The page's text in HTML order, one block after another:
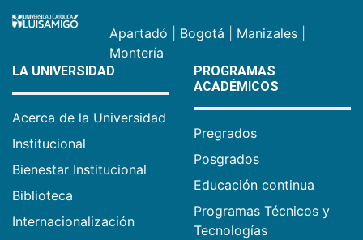
Apartadó Bogotá Manizales
Montería
LA UNIVERSIDAD
Acerca de la Universidad
Institucional
Bienestar Institucional
Biblioteca
Internacionalización
PROGRAMAS
ACADÉMICOS
Pregrados
Posgrados
Educación continua
Programas Técnicos y
Tecnologías